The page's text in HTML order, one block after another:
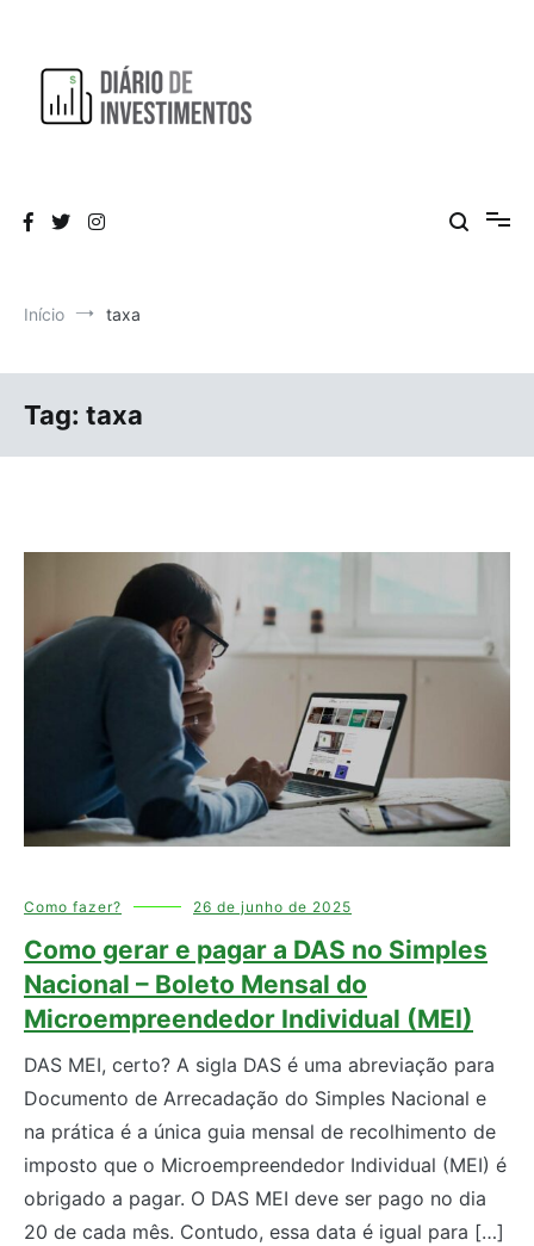
conteúdo
Início taxa
Tag: taxa
Como fazer? 26 de junho de 2025
Como gerar e pagar a DAS no Simples
Nacional – Boleto Mensal do
Microempreendedor Individual (MEI)
DAS MEI, certo? A sigla DAS é uma abreviação para
Documento de Arrecadação do Simples Nacional e
na prática é a única guia mensal de recolhimento de
imposto que o Microempreendedor Individual (MEI) é
obrigado a pagar. O DAS MEI deve ser pago no dia
20 de cada mês. Contudo, essa data é igual para […]